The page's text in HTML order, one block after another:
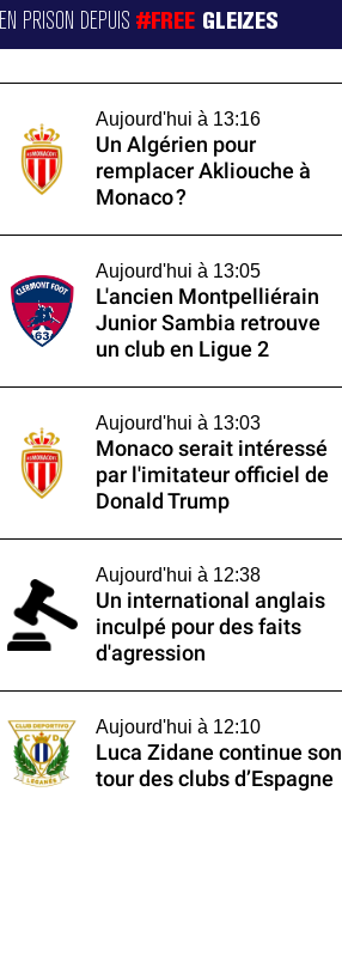
EN PRISON DEPUIS#FREE GLEIZES
Aujourd'hui à 13:16
Un Algérien pour
remplacer Akliouche à
Monaco ?
Aujourd'hui à 13:05
L'ancien Montpelliérain
Junior Sambia retrouve
un club en Ligue 2
Aujourd'hui à 13:03
Monaco serait intéressé
par l'imitateur officiel de
Donald Trump
Aujourd'hui à 12:38
Un international anglais
inculpé pour des faits
d'agression
Aujourd'hui à 12:10
Luca Zidane continue son
tour des clubs d’Espagne